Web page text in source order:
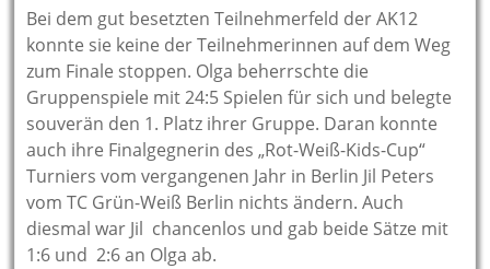
Bei dem gut besetzten Teilnehmerfeld der AK12
konnte sie keine der Teilnehmerinnen auf dem Weg
zum Finale stoppen. Olga beherrschte die
Gruppenspiele mit 24:5 Spielen für sich und belegte
souverän den 1. Platz ihrer Gruppe. Daran konnte
auch ihre Finalgegnerin des „Rot-Weiß-Kids-Cup“
Turniers vom vergangenen Jahr in Berlin Jil Peters
vom TC Grün-Weiß Berlin nichts ändern. Auch
diesmal war Jil chancenlos und gab beide Sätze mit
1:6 und 2:6 an Olga ab.